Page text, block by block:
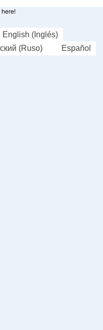
here!
English ( Inglés)
(Ruso) Español